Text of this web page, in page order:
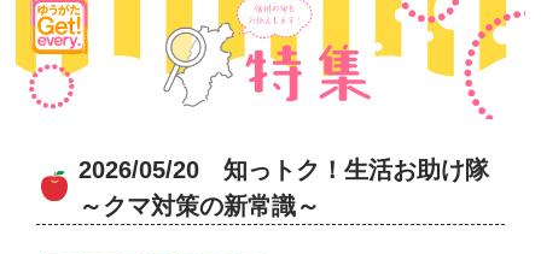
2026/05/20 知っトク！生活お助け隊
～クマ対策の新常識～